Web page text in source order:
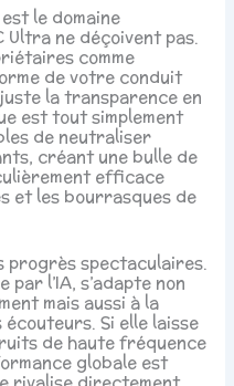
le domaine
Ultra ne déçoivent pas.
comme
de votre conduit
la transparence en
est tout simplement
de neutraliser
créant une bulle de
efficace
et les bourrasques de
progrès spectaculaires.
par l’IA, s’adapte non
mais aussi à la
Si elle laisse
de haute fréquence
globale est